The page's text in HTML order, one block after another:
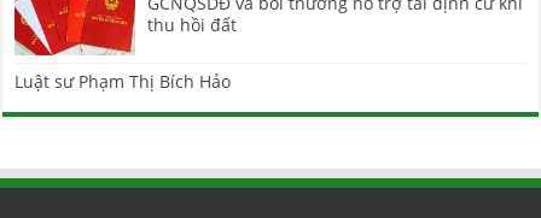
thu hồi đất
Luật sư Phạm Thị Bích Hảo